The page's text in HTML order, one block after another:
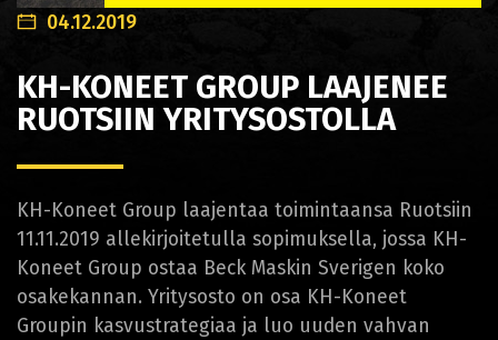
04.12.2019
KH-KONEET GROUP LAAJENEE
RUOTSIIN YRITYSOSTOLLA
KH-Koneet Group laajentaa toimintaansa Ruotsiin
11.11.2019 allekirjoitetulla sopimuksella, jossa KH-
Koneet Group ostaa Beck Maskin Sverigen koko
osakekannan. Yritysosto on osa KH-Koneet
Groupin kasvustrategiaa ja luo uuden vahvan